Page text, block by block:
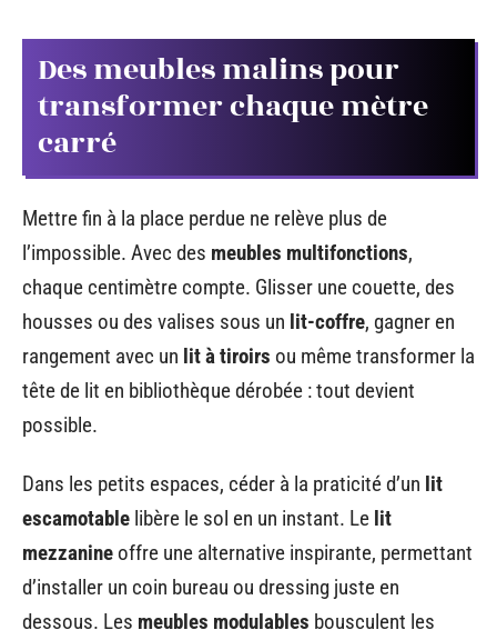
Des meubles malins pour
transformer chaque mètre
carré
Mettre fin à la place perdue ne relève plus de
l’impossible. Avec des meubles multifonctions,
chaque centimètre compte. Glisser une couette, des
housses ou des valises sous un lit-coffre, gagner en
rangement avec un lit à tiroirs ou même transformer la
tête de lit en bibliothèque dérobée : tout devient
possible.
Dans les petits espaces, céder à la praticité d’un lit
escamotable libère le sol en un instant. Le lit
mezzanine offre une alternative inspirante, permettant
d’installer un coin bureau ou dressing juste en
dessous. Les meubles modulables bousculent les